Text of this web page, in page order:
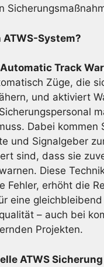
System?
Track
Züge, die
und aktiviert
Dabei kommen
und Signalgeber
sind, dass sie
Diese
Fehler, erhöht die
eine gleichbleibend
– auch bei
Projekten.
ATWS